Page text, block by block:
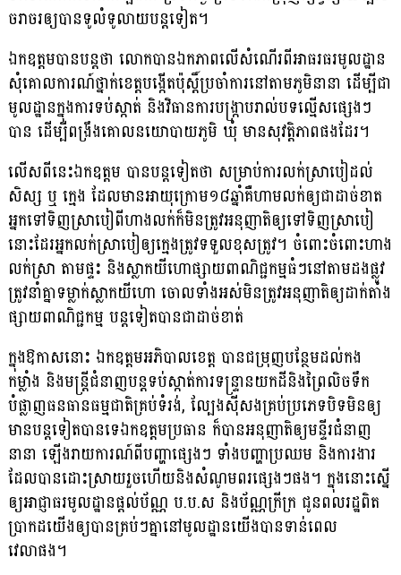
ចរាចរឲ្យបានទូលំទូលាយបន្តទៀត។
ឯកឧត្តមបានបន្តថា លោកបានឯកភាពលើសំណើរពីអាធរធរមូលដ្ឋាន
សុំគោលការណ៍ថ្នាក់ខេត្តបង្កើតប៉ុស្តិ៍ប្រចាំការនៅតាមភូមិនានា ដើម្បីជា
មូលដ្ឋានក្នុងការទប់ស្កាត់ និងវិធានការបង្រ្កាបរាល់បទល្មើសផ្សេងៗ
បាន ដើម្បីពង្រឹងគោលនយោបាយភូមិ ឃុំ មានសុវត្តិភាពផងដែរ។
លើសពីនេះឯកឧត្តម បានបន្តទៀតថា សម្រាប់ការលក់ស្រាបៀដល់
សិស្ស ឬ ក្មេង ដែលមានអាយុក្រោម១៨ឆ្នាំគឺហាមលក់ឲ្យជាដាច់ខាត
អ្នកទៅទិញស្រាបៀពីហាងលក់ក៏មិនត្រូវអនុញាតិឲ្យទៅទិញស្រាបៀ
នោះដែរអ្នកលក់ស្រាបៀឲ្យក្មេងត្រូវទទួលខុសត្រូវ។ ចំពោះចំពោះហាង
លក់ស្រា តាមផ្ទះ និងស្លាកយីហោផ្សាយពាណិជ្ជកម្មធំៗនៅតាមដងផ្លូវ
ត្រូវនាំគ្នាទម្លាក់ស្លាកយីហោ ចោលទាំងអស់មិនត្រូវអនុញាតិឲ្យដាក់តាំង
ផ្សាយពាណិជ្ជកម្ម បន្តទៀតបានជាដាច់ខាត់
ក្នុងឱកាសនោះ ឯកឧត្តមអភិបាលខេត្ត បានជម្រុញបន្ថែមដល់កង
កម្លាំង និងមន្រ្តីជំនាញបន្តទប់ស្កាត់ការទន្ទ្រានយកដីនិងព្រៃលិចទឹក
បំផ្លាញធនធានធម្មជាតិគ្រប់ទំរង់, ល្បែងស៊ីសងគ្រប់ប្រភេទបិទមិនឲ្យ
មានបន្តទៀតបានទេឯកឧត្តមប្រធាន ក៏បានអនុញាតិឲ្យមន្ទីរជំនាញ
នានា ឡើងរាយការណ៍ពីបញ្ហាផ្សេងៗ ទាំងបញ្ហាប្រឈម និងការងារ
ដែលបានដោះស្រាយរួចហើយនិងសំណូមពរផ្សេងៗផង។ ក្នុងនោះស្នើ
ឲ្យអាជ្ញាធរមូលដ្ឋានផ្តល់ប័ណ្ណ ប.ប.ស និងប័ណ្ណក្រីក្រ ជូនពលរដ្ឋពិត
ប្រាកដយើងឲ្យបានគ្រប់ៗគ្នានៅមូលដ្ឋានយើងបានទាន់ពេល
វេលាផង។